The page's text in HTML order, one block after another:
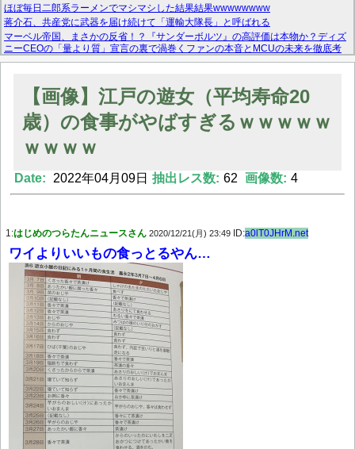
ほぼ毎日二郎系ラーメンでマシマシした結果結果wwwwwwww
蒋介石、共産党に武器を届け続けて「運輸大隊長」と呼ばれる
マーベル帝国、まさかの反省！？『サンダーボルツ』の高評価は本物か？ディズ
ニーCEOの「量より質」宣言の裏で渦巻くファンの本音とMCUの未来を徹底考
察！
【画像あり】FacebookとかTwitterで拾ったエロ画像貼ってくよ
Powered by livedoor 相互RSS
【画像】江戸の遊女（平均寿命20
歳）の食事がやばすぎるｗｗｗｗｗ
ｗｗｗｗ
Date: 2022年04月09日 抽出レス数: 62 画像数: 4
1:はじめのつらたんニュースさん 2020/12/21(月) 23:49 ID:a0lT0JHrM.net
ワイよりいいもの食っとるやん…